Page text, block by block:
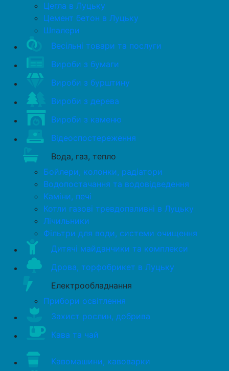
Цегла в Луцьку
Цемент бетон в Луцьку
Шпалери
Весільні товари та послуги
Вироби з бумаги
Вироби з бурштину
Вироби з дерева
Вироби з каменю
Відеоспостереження
Вода, газ, тепло
Бойлери, колонки, радіатори
Водопостачання та водовідведення
Каміни, печі
Котли газові тревдопаливні в Луцьку
Лічильники
Фільтри для води, системи очищення
Дитячі майданчики та комплекси
Дрова, торфобрикет в Луцьку
Електрообладнання
Прибори освітлення
Захист рослин, добрива
Кава та чай
Кавомашини, кавоварки